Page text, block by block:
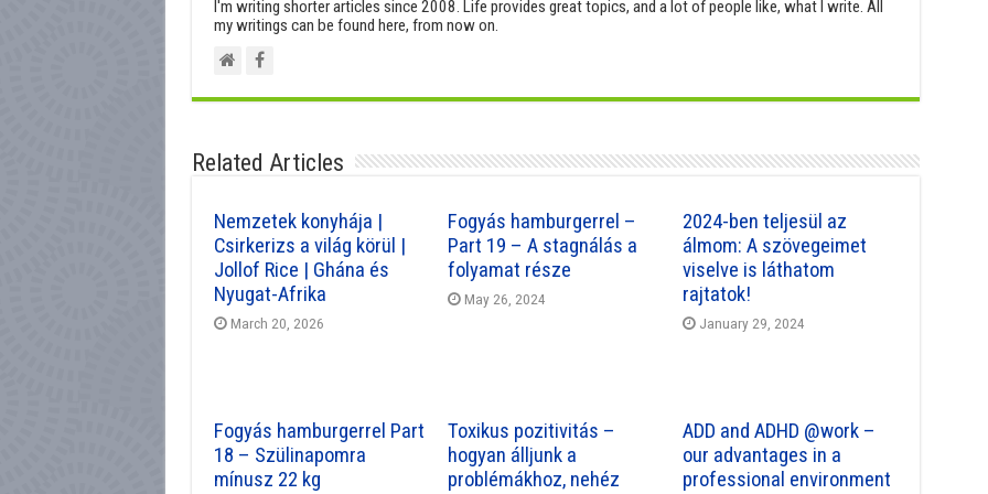
I'm writing shorter articles since 2008. Life provides great topics, and a lot of people like, what I write. All
my writings can be found here, from now on.
Related Articles
Nemzetek konyhája |
Csirkerizs a világ körül |
Jollof Rice | Ghána és
Nyugat-Afrika
March 20, 2026
Fogyás hamburgerrel –
Part 19 – A stagnálás a
folyamat része
May 26, 2024
2024-ben teljesül az
álmom: A szövegeimet
viselve is láthatom
rajtatok!
January 29, 2024
Fogyás hamburgerrel Part
18 – Szülinapomra
mínusz 22 kg
Toxikus pozitivitás –
hogyan álljunk a
problémákhoz, nehéz
ADD and ADHD @work –
our advantages in a
professional environment